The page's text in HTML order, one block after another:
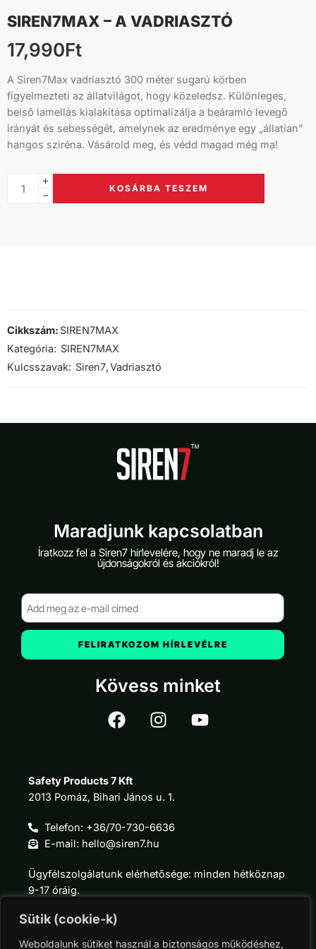
Sütik (cookie-k)
Weboldalunk sütiket használ a biztonságos működéshez,
SIREN7MAX – A VADRIASZTÓ
17,990Ft
A Siren7Max vadriasztó 300 méter sugarú körben
figyelmezteti az állatvilágot, hogy közeledsz. Különleges,
belső lamellás kialakítása optimalizálja a beáramló levegő
irányát és sebességét, amelynek az eredménye egy „állatian”
hangos sziréna. Vásárold meg, és védd magad még ma!
KOSÁRBA TESZEM
Cikkszám: SIREN7MAX
Kategória: SIREN7MAX
Kulcsszavak: Siren7,Vadriasztó
Maradjunk kapcsolatban
Íratkozz fel a Siren7 hírlevelére, hogy ne maradj le az
újdonságokról és akciókról!
FELIRATKOZOM HÍRLEVÉLRE
Kövess minket
Safety Products 7 Kft
2013 Pomáz, Bihari János u. 1.
Telefon: +36/70-730-6636
E-mail: hello@siren7.hu
Ügyfélszolgálatunk elérhetősége: minden hétköznap
9-17 óráig.